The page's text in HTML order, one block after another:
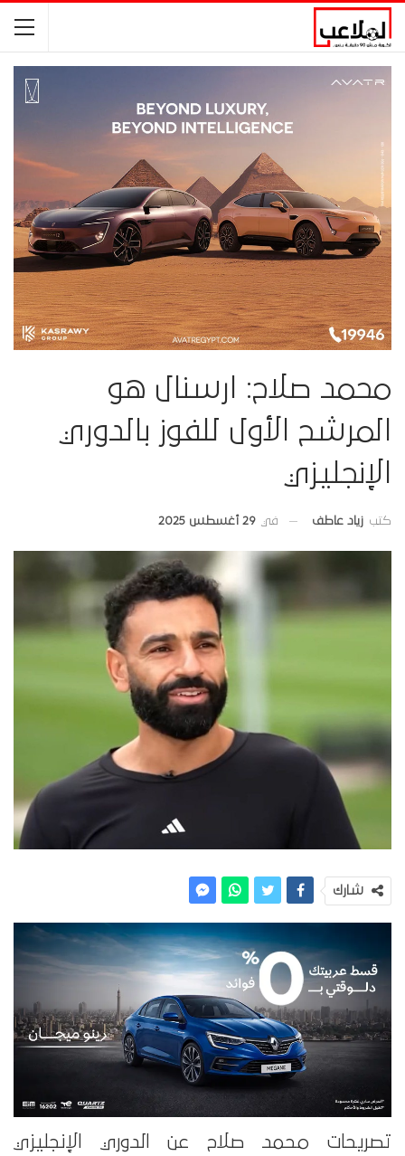
محمد صلاح: ارسنال هو
المرشح الأول للفوز بالدوري
الإنجليزي
كتب زياد عاطف في 29 أغسطس 2025
شارك
تصريحات محمد صلاح عن الدوري الإنجليزي